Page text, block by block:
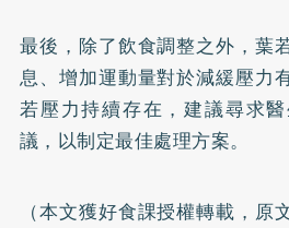
最後，除了飲食調整之外，葉
息、增加運動量對於減緩壓力
若壓力持續存在，建議尋求
議，以制定最佳處理方案。
（本文獲好食課授權轉載，原